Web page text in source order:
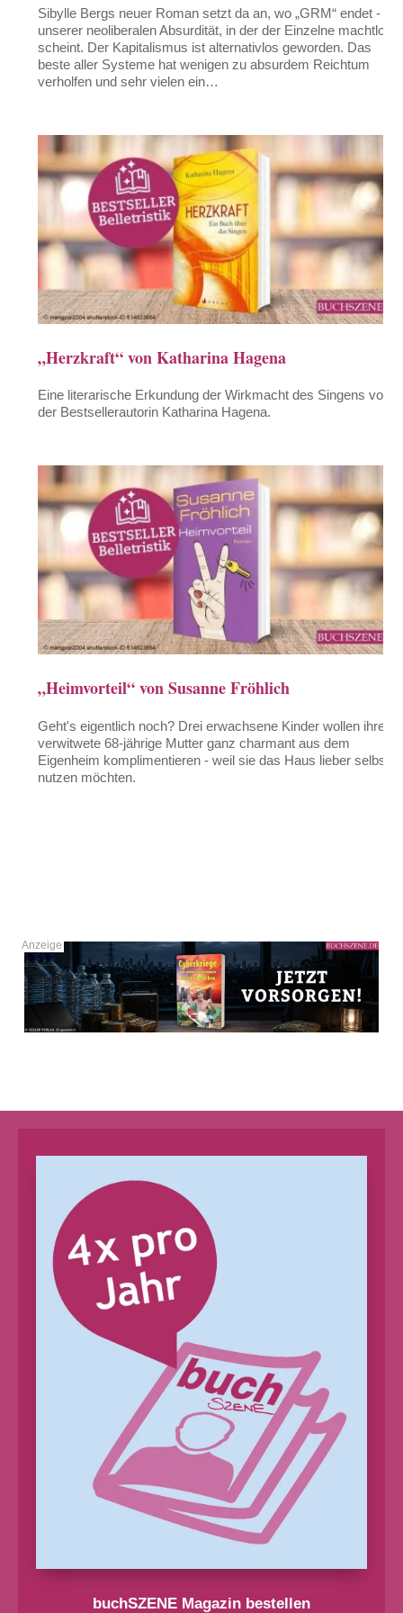
Sibylle Bergs neuer Roman setzt da an, wo „GRM“ endet - in
unserer neoliberalen Absurdität, in der der Einzelne machtlos
scheint. Der Kapitalismus ist alternativlos geworden. Das
beste aller Systeme hat wenigen zu absurdem Reichtum
verholfen und sehr vielen ein…
„Herzkraft“ von Katharina Hagena
Eine literarische Erkundung der Wirkmacht des Singens von
der Bestsellerautorin Katharina Hagena.
„Heimvorteil“ von Susanne Fröhlich
Geht's eigentlich noch? Drei erwachsene Kinder wollen ihre
verwitwete 68-jährige Mutter ganz charmant aus dem
Eigenheim komplimentieren - weil sie das Haus lieber selbst
nutzen möchten.
buchSZENE Magazin bestellen